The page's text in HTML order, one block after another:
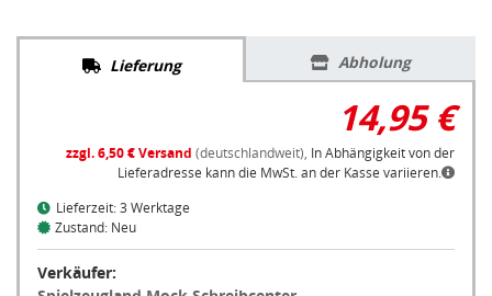
Lieferung Abholung
14,95 €
zzgl. 6,50 € Versand (deutschlandweit), In Abhängigkeit von der
Lieferadresse kann die MwSt. an der Kasse variieren.
Lieferzeit: 3 Werktage
Zustand: Neu
Verkäufer: